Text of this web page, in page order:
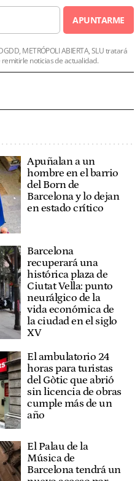
APUNTARME
METRÓPOLI ABIERTA, SLU tratará
noticias de actualidad.
Apuñalan a un
hombre en el barrio
del Born de
Barcelona y lo dejan
en estado crítico
Barcelona
recuperará una
histórica plaza de
Ciutat Vella: punto
neurálgico de la
vida económica de
la ciudad en el siglo
XV
El ambulatorio 24
horas para turistas
del Gòtic que abrió
sin licencia de obras
cumple más de un
año
El Palau de la
Música de
Barcelona tendrá un